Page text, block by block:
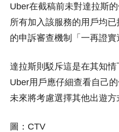
Uber在截稿前未對達拉斯
所有加入該服務的用戶均
的申訴審查機制「一再證實
達拉斯則駁斥這是在其知
Uber用戶應仔細查看自己
未來將考慮選擇其他出遊方
圖：CTV